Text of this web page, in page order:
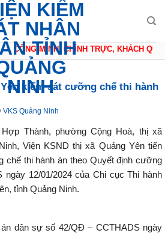
CÔNG MINH, CHÍNH TRỰC, KHÁCH
kiểm sát cưỡng chế thi hành
VKS Quảng Ninh
Thành, phường Cộng Hoà, thị xã
Viện KSND thị xã Quảng Yên tiến
chế thi hành án theo Quyết định cưỡng
ngày 12/01/2024 của Chi cục Thi hành
tỉnh Quảng Ninh.
dân sự số 42/QĐ – CCTHADS ngày